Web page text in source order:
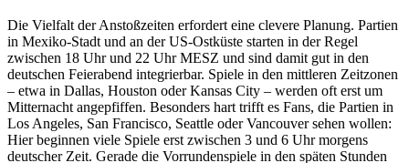
Die Vielfalt der Anstoßzeiten erfordert eine clevere Planung. Partien
in Mexiko-Stadt und an der US-Ostküste starten in der Regel
zwischen 18 Uhr und 22 Uhr MESZ und sind damit gut in den
deutschen Feierabend integrierbar. Spiele in den mittleren Zeitzonen
– etwa in Dallas, Houston oder Kansas City – werden oft erst um
Mitternacht angepfiffen. Besonders hart trifft es Fans, die Partien in
Los Angeles, San Francisco, Seattle oder Vancouver sehen wollen:
Hier beginnen viele Spiele erst zwischen 3 und 6 Uhr morgens
deutscher Zeit. Gerade die Vorrundenspiele in den späten Stunden